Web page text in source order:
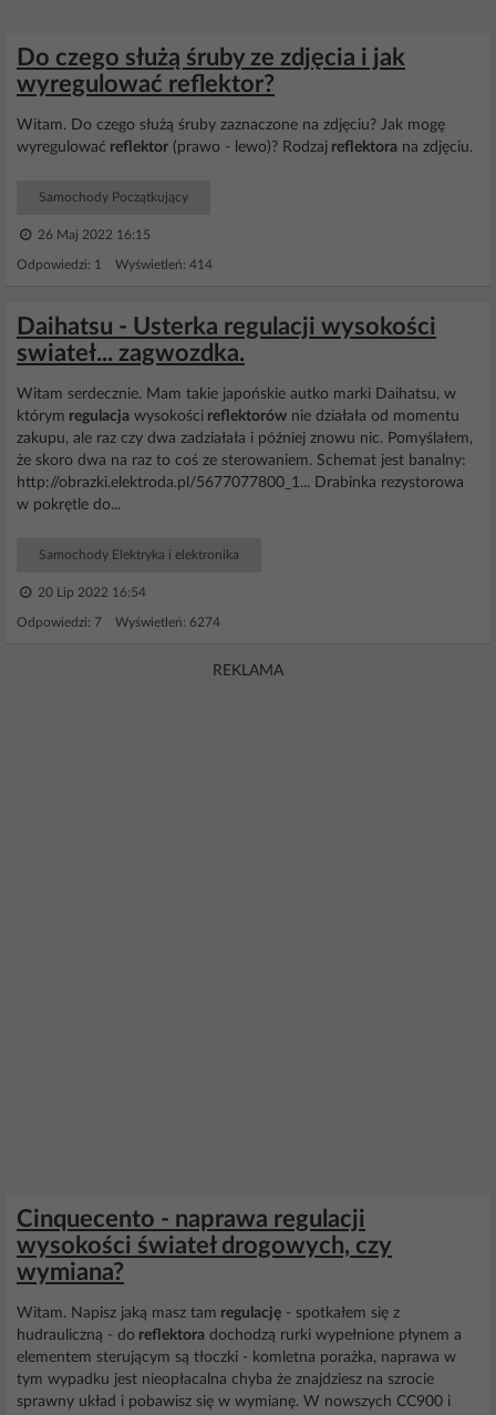
Do czego służą śruby ze zdjęcia i jak
wyregulować reflektor?
Witam. Do czego służą śruby zaznaczone na zdjęciu? Jak mogę
wyregulować reflektor (prawo - lewo)? Rodzaj reflektora na zdjęciu.
Samochody Początkujący
26 Maj 2022 16:15
Odpowiedzi: 1 Wyświetleń: 414
Daihatsu - Usterka regulacji wysokości
swiateł... zagwozdka.
Witam serdecznie. Mam takie japońskie autko marki Daihatsu, w
którym regulacja wysokości reflektorów nie działała od momentu
zakupu, ale raz czy dwa zadziałała i później znowu nic. Pomyślałem,
że skoro dwa na raz to coś ze sterowaniem. Schemat jest banalny:
http://obrazki.elektroda.pl/5677077800_1... Drabinka rezystorowa
w pokrętle do...
Samochody Elektryka i elektronika
20 Lip 2022 16:54
Odpowiedzi: 7 Wyświetleń: 6274
REKLAMA
Cinquecento - naprawa regulacji
wysokości świateł drogowych, czy
wymiana?
Witam. Napisz jaką masz tam regulację - spotkałem się z
hudrauliczną - do reflektora dochodzą rurki wypełnione płynem a
elementem sterującym są tłoczki - komletna porażka, naprawa w
tym wypadku jest nieopłacalna chyba że znajdziesz na szrocie
sprawny układ i pobawisz się w wymianę. W nowszych CC900 i